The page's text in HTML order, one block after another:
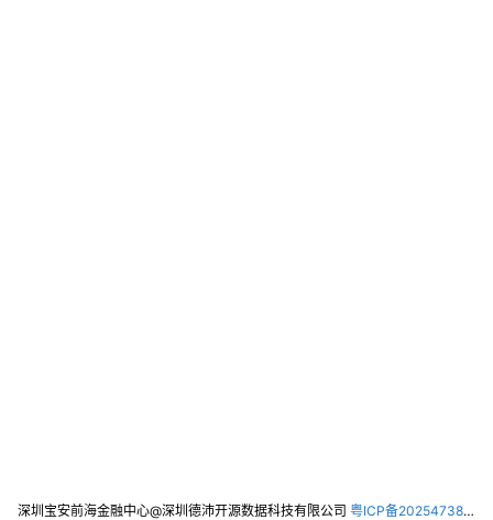
深圳宝安前海金融中心@深圳德沛开源数据科技有限公司 粤ICP备2025473821号-2